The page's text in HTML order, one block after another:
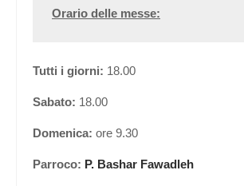
Orario delle messe:
Tutti i giorni:18.00
Sabato:18.00
Domenica:ore 9.30
Parroco:P. Bashar Fawadleh